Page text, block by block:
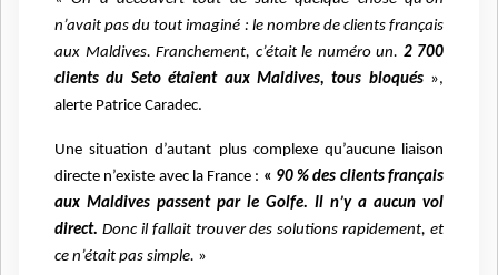
n’avait pas du tout imaginé : le nombre de clients français
aux Maldives. Franchement, c’était le numéro un. 2 700
clients du Seto étaient aux Maldives, tous bloqués»,
alerte Patrice Caradec.
Une situation d’autant plus complexe qu’aucune liaison
directe n’existe avec la France : « 90 % des clients français
aux Maldives passent par le Golfe. Il n’y a aucun vol
direct. Donc il fallait trouver des solutions rapidement, et
ce n’était pas simple. »